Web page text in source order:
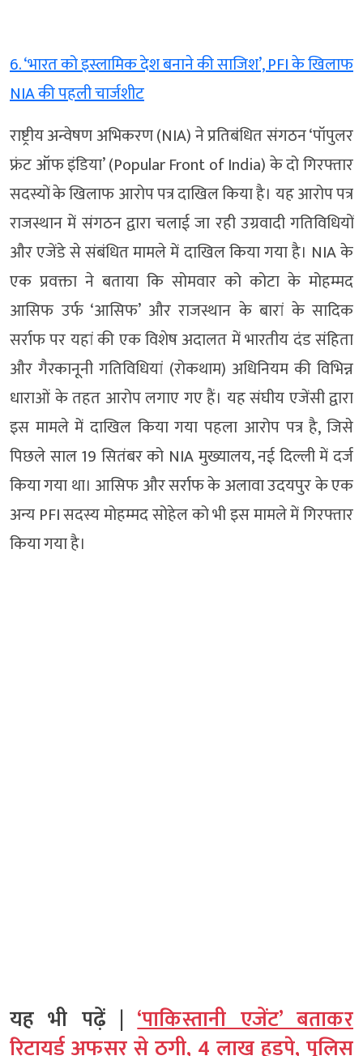
6. ‘भारत को इस्लामिक देश बनाने की साजिश’, PFI के खिलाफ
NIA की पहली चार्जशीट
राष्ट्रीय अन्वेषण अभिकरण (NIA) ने प्रतिबंधित संगठन ‘पॉपुलर
फ्रंट ऑफ इंडिया’ (Popular Front of India) के दो गिरफ्तार
सदस्यों के खिलाफ आरोप पत्र दाखिल किया है। यह आरोप पत्र
राजस्थान में संगठन द्वारा चलाई जा रही उग्रवादी गतिविधियों
और एजेंडे से संबंधित मामले में दाखिल किया गया है। NIA के
एक प्रवक्ता ने बताया कि सोमवार को कोटा के मोहम्मद
आसिफ उर्फ ​​‘आसिफ’ और राजस्थान के बारां के सादिक
सर्राफ पर यहां की एक विशेष अदालत में भारतीय दंड संहिता
और गैरकानूनी गतिविधियां (रोकथाम) अधिनियम की विभिन्न
धाराओं के तहत आरोप लगाए गए हैं। यह संघीय एजेंसी द्वारा
इस मामले में दाखिल किया गया पहला आरोप पत्र है, जिसे
पिछले साल 19 सितंबर को NIA मुख्यालय, नई दिल्ली में दर्ज
किया गया था। आसिफ और सर्राफ के अलावा उदयपुर के एक
अन्य PFI सदस्य मोहम्मद सोहेल को भी इस मामले में गिरफ्तार
किया गया है।
यह भी पढ़ें |‘पाकिस्तानी एजेंट’ बताकर